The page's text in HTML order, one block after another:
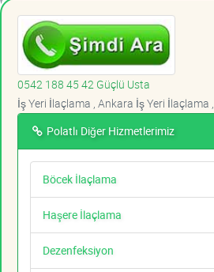
0542 188 45 42 Güçlü Usta
İş Yeri İlaçlama , Ankara İş Yeri İlaçlama ,
Polatlı Diğer Hizmetlerimiz
Böcek İlaçlama
Haşere İlaçlama
Dezenfeksiyon